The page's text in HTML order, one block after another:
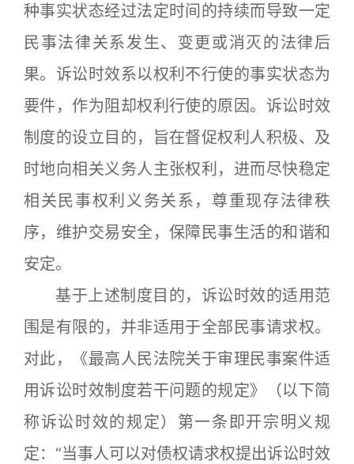
种事实状态经过法定时间的持续而导致一定
民事法律关系发生、变更或消灭的法律后
果。诉讼时效系以权利不行使的事实状态为
要件，作为阻却权利行使的原因。诉讼时效
制度的设立目的，旨在督促权利人积极、及
时地向相关义务人主张权利，进而尽快稳定
相关民事权利义务关系，尊重现存法律秩
序，维护交易安全，保障民事生活的和谐和
安定。
基于上述制度目的，诉讼时效的适用范
围是有限的，并非适用于全部民事请求权。
对此，《最高人民法院关于审理民事案件适
用诉讼时效制度若干问题的规定》（以下简
称诉讼时效的规定）第一条即开宗明义规
定：“当事人可以对债权请求权提出诉讼时效